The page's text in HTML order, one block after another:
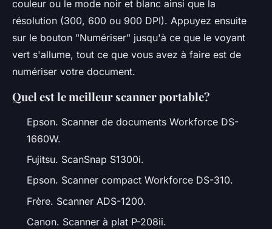
couleur ou le mode noir et blanc ainsi que la
résolution (300, 600 ou 900 DPI). Appuyez ensuite
sur le bouton "Numériser" jusqu'à ce que le voyant
vert s'allume, tout ce que vous avez à faire est de
numériser votre document.
Quel est le meilleur scanner portable?
Epson. Scanner de documents Workforce DS-
1660W.
Fujitsu. ScanSnap S1300i.
Epson. Scanner compact Workforce DS-310.
Frère. Scanner ADS-1200.
Canon. Scanner à plat P-208ii.